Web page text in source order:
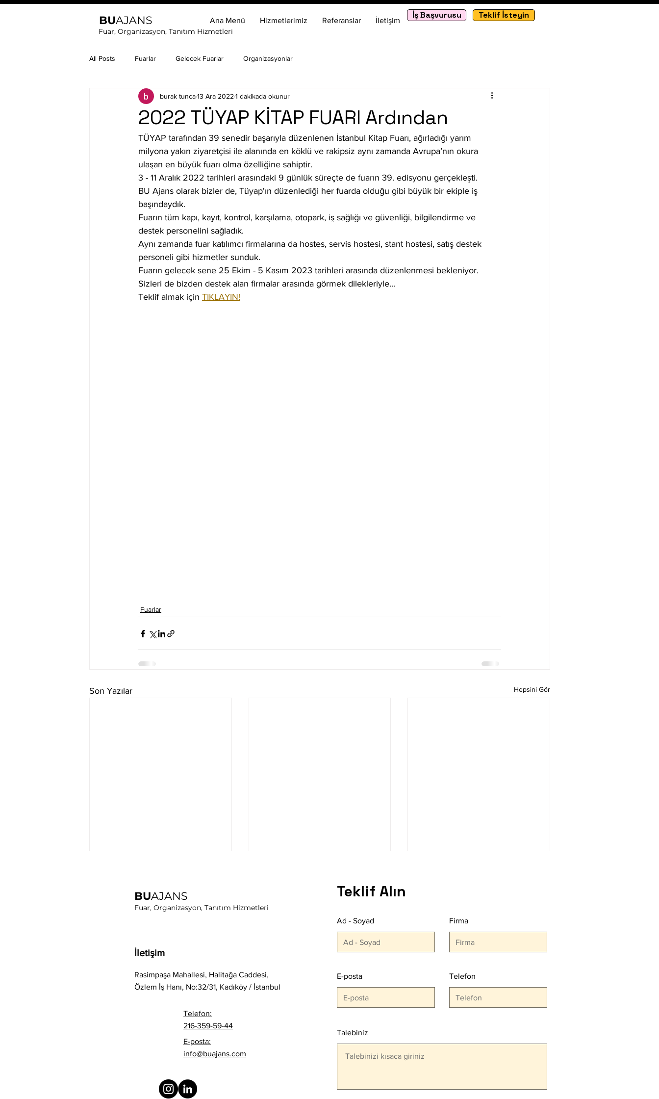
BUAJANS
Fuar, Organizasyon, Tanıtım Hizmetleri
Ana Menü Hizmetlerimiz Referanslar İletişim
İş Başvurusu Teklif İsteyin
All Posts Fuarlar Gelecek Fuarlar Organizasyonlar
2022 TÜYAP KİTAP FUARI Ardından
burak tunca13 Ara 2022 1 dakikada okunur
TÜYAP tarafından 39 senedir başarıyla düzenlenen İstanbul Kitap Fuarı, ağırladığı yarım
milyona yakın ziyaretçisi ile alanında en köklü ve rakipsiz aynı zamanda Avrupa’nın okura
ulaşan en büyük fuarı olma özelliğine sahiptir.
3 - 11 Aralık 2022 tarihleri arasındaki 9 günlük süreçte de fuarın 39. edisyonu gerçekleşti.
BU Ajans olarak bizler de, Tüyap'ın düzenlediği her fuarda olduğu gibi büyük bir ekiple iş
başındaydık.
Fuarın tüm kapı, kayıt, kontrol, karşılama, otopark, iş sağlığı ve güvenliği, bilgilendirme ve
destek personelini sağladık.
Aynı zamanda fuar katılımcı firmalarına da hostes, servis hostesi, stant hostesi, satış destek
personeli gibi hizmetler sunduk.
Fuarın gelecek sene 25 Ekim - 5 Kasım 2023 tarihleri arasında düzenlenmesi bekleniyor.
Sizleri de bizden destek alan firmalar arasında görmek dilekleriyle...
Teklif almak için TIKLAYIN!
Fuarlar
Son Yazılar Hepsini Gör
2026 Sezonu Karavanist ile
Başladı: Tüyap’ın Her
Noktasında BU Ajans
KAUÇUK 2024 FUARI Sona
BUAJANS
Fuar, Organizasyon, Tanıtım Hizmetleri
İletişim
Rasimpaşa Mahallesi, Halitağa Caddesi,
Özlem İş Hanı, No:32/31, Kadıköy / İstanbul
Telefon:
216-359-59-44
E-posta:
info@buajans.com
Teklif Alın
Ad - Soyad Firma
E-posta Telefon
Talebiniz